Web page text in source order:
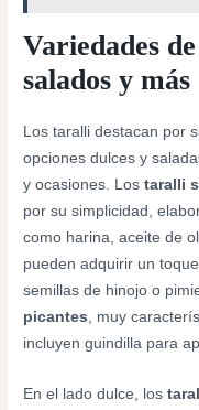
Variedades
salados y más
Los taralli destacan por
opciones dulces y
y ocasiones. Lostaralli
por su simplicidad,
como harina, aceite de
pueden adquirir un
semillas de hinojo o
picantes , muy
incluyen guindilla para
En el lado dulce, los